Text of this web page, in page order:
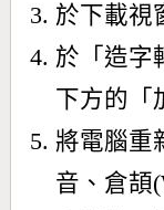
於下載視
於「造字
下方的「
將電腦重
音、倉頡